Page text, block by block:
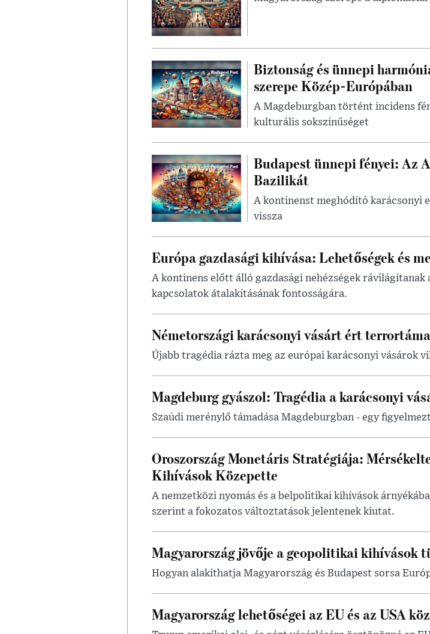
Biztonság és ünnepi
szerepe Közép-Európában
A Magdeburgban történt incidens
kulturális sokszínűséget
Budapest ünnepi fényei: Az
Bazilikát
A kontinenst meghódító karácsonyi
vissza
Európa gazdasági kihívása: Lehetőségek és
A kontinens előtt álló gazdasági nehézségek rávilágítanak
kapcsolatok átalakításának fontosságára.
Németországi karácsonyi vásárt ért
Újabb tragédia rázta meg az európai karácsonyi vásárok
Magdeburg gyászol: Tragédia a karácsonyi
Szaúdi merénylő támadása Magdeburgban - egy
Oroszország Monetáris Stratégiája:
Kihívások Közepette
A nemzetközi nyomás és a belpolitikai kihívások
szerint a fokozatos változtatások jelentenek kiutat.
Magyarország jövője a geopolitikai kihívások
Hogyan alakíthatja Magyarország és Budapest sorsa
Magyarország lehetőségei az EU és az USA